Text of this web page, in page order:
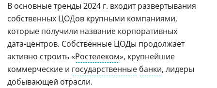
В основные тренды 2024 г. входит развертывания
собственных ЦОДов крупными компаниями,
которые получили название корпоративных
дата‑центров. Собственные ЦОДы продолжает
активно строить «Ростелеком», крупнейшие
коммерческие и государственные банки, лидеры
добывающей отрасли.